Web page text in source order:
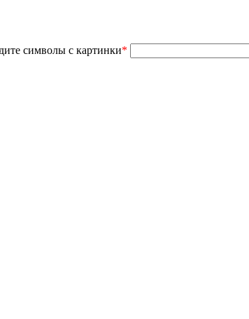
символы с картинки*